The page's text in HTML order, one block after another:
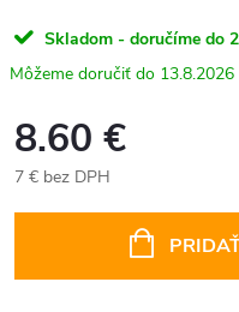
Skladom - doručíme do
13.8.2026
8.60 €
7 € bez DPH